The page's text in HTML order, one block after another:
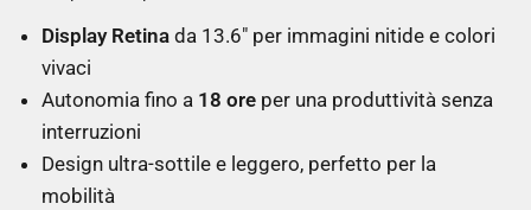
Display Retina da 13.6" per immagini nitide e colori
vivaci
Autonomia fino a 18 ore per una produttività senza
interruzioni
Design ultra-sottile e leggero, perfetto per la
mobilità